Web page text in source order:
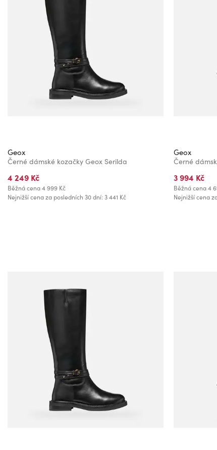
Geox
Černé dámské kozačky Geox Serilda
4 249 Kč
Běžná cena4 999 Kč
Nejnižší cena za posledních 30 dní: 3 441 Kč
Geox
Černé
3 994 Kč
Běžná cena4
Nejnižší cena